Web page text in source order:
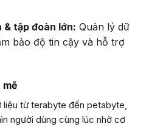
tập đoàn lớn: Quản lý dữ
bảo độ tin cậy và hỗ trợ
mẽ
từ terabyte đến petabyte,
người dùng cùng lúc nhờ cơ